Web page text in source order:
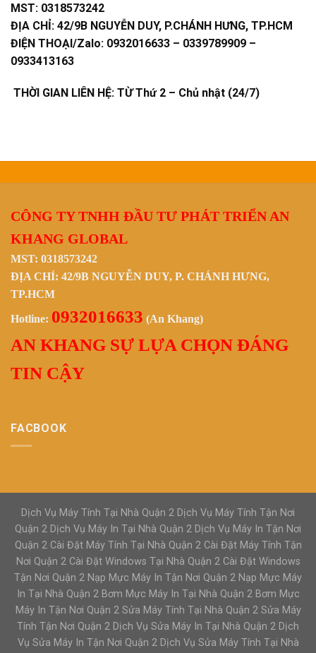
MST: 0318573242
ĐỊA CHỈ: 42/9B NGUYỄN DUY, P.CHÁNH HƯNG, TP.HCM
ĐIỆN THOẠI/Zalo: 0932016633 – 0339789909 –
0933413163
THỜI GIAN LIÊN HỆ: TỪ Thứ 2 – Chủ nhật (24/7)
CÔNG TY TNHH ĐẦU TƯ PHÁT TRIỂN AN
KHANG GLOBAL
MST: 0318573242
ĐỊA CHỈ: 42/9B NGUYỄN DUY, P. CHÁNH HƯNG,
TP.HCM
Hotline: 0932016633 (An Khang)
AN KHANG SỰ LỰA CHỌN ĐÁNG
TIN CẬY
FACBOOK
Dịch Vụ Máy Tính Tại Nhà Quận 2 Dịch Vụ Máy Tính Tận Nơi
Quận 2 Dịch Vụ Máy In Tại Nhà Quận 2 Dịch Vụ Máy In Tận Nơi
Quận 2 Cài Đặt Máy Tính Tại Nhà Quận 2 Cài Đặt Máy Tính Tận
Nơi Quận 2 Cài Đặt Windows Tại Nhà Quận 2 Cài Đặt Windows
Tận Nơi Quận 2 Nạp Mực Máy In Tận Nơi Quận 2 Nạp Mực Máy
In Tại Nhà Quận 2 Bơm Mực Máy In Tại Nhà Quận 2 Bơm Mực
Máy In Tận Nơi Quận 2 Sửa Máy Tính Tại Nhà Quận 2 Sửa Máy
Tính Tận Nơi Quận 2 Dịch Vụ Sửa Máy In Tại Nhà Quận 2 Dịch
Vụ Sửa Máy In Tận Nơi Quận 2 Dịch Vụ Sửa Máy Tính Tại Nhà